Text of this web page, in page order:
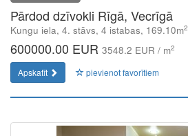
Pārdod dzīvokli Rīgā, Vecrīgā
Kungu iela, 4. stāvs, 4 istabas, 169.10m2
600000.00 EUR 3548.2 EUR / m2
Apskatīt pievienot favorītiem